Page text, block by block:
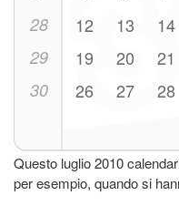
28 12 13 14
29 19 20 21
30 26 27 28
Questo luglio 2010
per esempio, quando si